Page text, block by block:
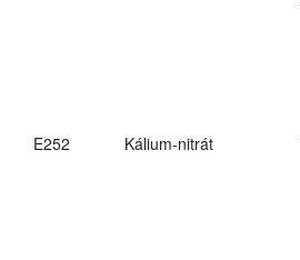
E252 Kálium-nitrát